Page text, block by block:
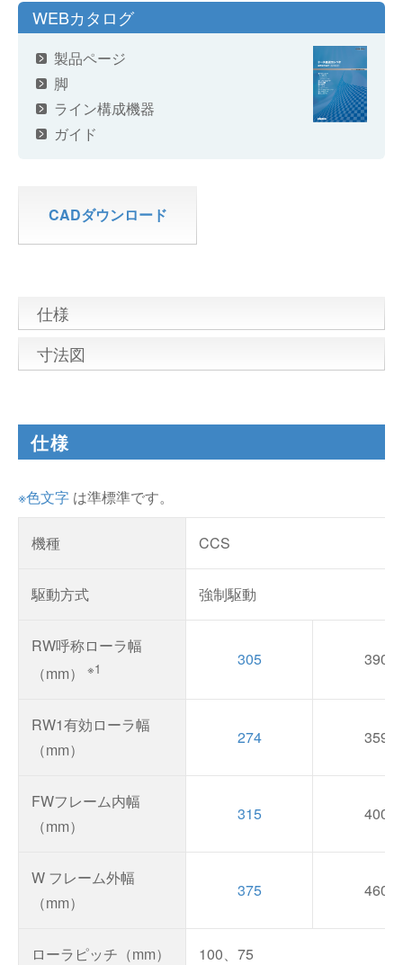
WEBカタログ
製品ページ
脚
ライン構成機器
ガイド
CADダウンロード
仕様
寸法図
仕様
※色文字 は準標準です。
機種 CCS
駆動方式 強制駆動
RW呼称ローラ幅
（mm）
※1 305 390
RW1有効ローラ幅
（mm）
274 359
FWフレーム内幅
（mm）
315 400
W フレーム外幅
（mm）
375 460
ローラピッチ（mm） 100、75